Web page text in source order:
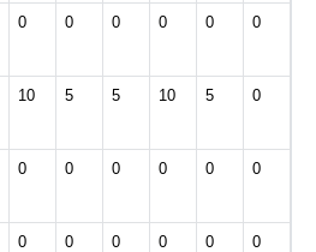
0 0 0 0 0 0
10 5 5 10 5 0
0 0 0 0 0 0
0 0 0 0 0 0